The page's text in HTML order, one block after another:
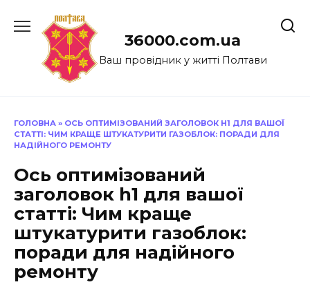
до
36000.com.ua
Ваш провідник у житті Полтави
ГОЛОВНА » ОСЬ ОПТИМІЗОВАНИЙ ЗАГОЛОВОК H1 ДЛЯ ВАШОЇ
СТАТТІ: ЧИМ КРАЩЕ ШТУКАТУРИТИ ГАЗОБЛОК: ПОРАДИ ДЛЯ
НАДІЙНОГО РЕМОНТУ
Ось оптимізований
заголовок h1 для вашої
статті: Чим краще
штукатурити газоблок:
поради для надійного
ремонту